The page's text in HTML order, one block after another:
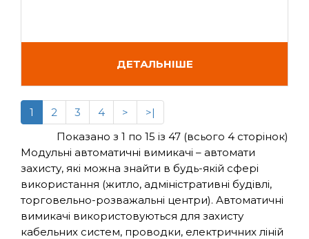
ДЕТАЛЬНІШЕ
1 2 3 4 >
>|
Показано з 1 по 15 із 47 (всього 4 сторінок)
Модульні автоматичні вимикачі – автомати
захисту, які можна знайти в будь-якій сфері
використання (житло, адміністративні будівлі,
торговельно-розважальні центри). Автоматичні
вимикачі використовуються для захисту
кабельних систем, проводки, електричних ліній